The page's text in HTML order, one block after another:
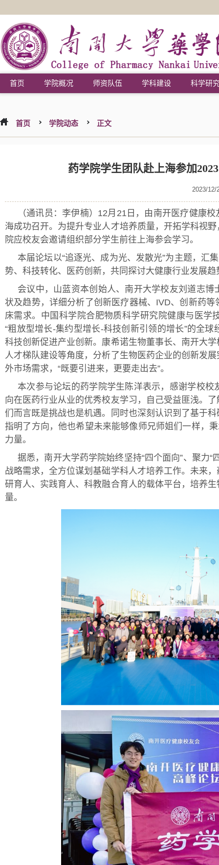
首页 学院概况 师资队伍 学科建设 科学研
首页 学院动态 正文
药学院学生团队赴上海参加
2023/12/
（通讯员：李伊楠）12月21日，由南开医疗健康
海成功召开。为提升专业人才培养质量，开拓学科视
院应校友会邀请组织部分学生前往上海参会学习。
本届论坛以“追逐光、成为光、发散光”为主题，汇
势、科技转化、医药创新，共同探讨大健康行业发展
会议中，山蓝资本创始人、南开大学校友刘道志
状及趋势，详细分析了创新医疗器械、IVD、创新药
床需求。中国科学院合肥物质科学研究院健康与医学
“粗放型增长-集约型增长-科技创新引领的增长”的全
科技创新促进产业创新。康希诺生物董事长、南开大
人才梯队建设等角度，分析了生物医药企业的创新发
外市场需求，“既要引进来，更要走出去”。
本次参与论坛的药学院学生陈洋表示，感谢学校
向在医药行业从业的优秀校友学习，自己受益匪浅。
们而言既是挑战也是机遇。同时也深刻认识到了基于
指明了方向，他也希望未来能够像师兄师姐们一样，
力量。
据悉，南开大学药学院始终坚持“四个面向”、聚力
战略需求，全方位谋划基础学科人才培养工作。未来
研育人、实践育人、科教融合育人的载体平台，培养
量。